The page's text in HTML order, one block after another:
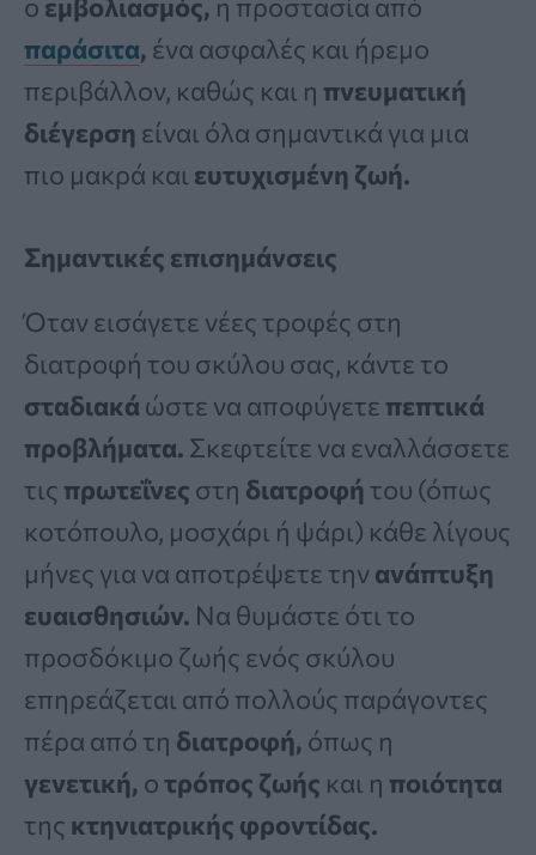
παράσιτα, ένα ασφαλές και ήρεμο
περιβάλλον, καθώς και η πνευματική
διέγερση είναι όλα σημαντικά για μια
πιο μακρά και ευτυχισμένη ζωή.
Σημαντικές επισημάνσεις
Όταν εισάγετε νέες τροφές στη
διατροφή του σκύλου σας, κάντε το
σταδιακά ώστε να αποφύγετε πεπτικά
προβλήματα. Σκεφτείτε να εναλλάσσετε
τις πρωτεΐνες στη διατροφή του (όπως
κοτόπουλο, μοσχάρι ή ψάρι) κάθε λίγους
μήνες για να αποτρέψετε την ανάπτυξη
ευαισθησιών. Να θυμάστε ότι το
προσδόκιμο ζωής ενός σκύλου
επηρεάζεται από πολλούς παράγοντες
πέρα από τη διατροφή, όπως η
γενετική, οτρόπος ζωής και η ποιότητα
της κτηνιατρικής φροντίδας.